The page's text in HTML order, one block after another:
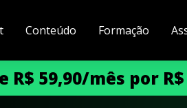
Conteúdo Formação
R$ 59,90/mês por